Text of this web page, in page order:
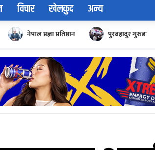
विचार खेलकुद अन्य
नेपाल प्रज्ञा प्रतिष्ठान पुरबहादुर गुरुङ